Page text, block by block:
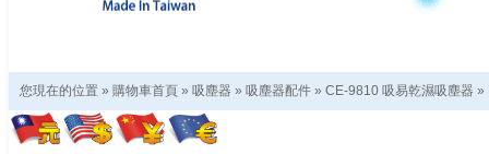
您現在的位置 » 購物車首頁 » 吸塵器 » 吸塵器配件 » CE-9810 吸易乾濕吸塵器 »